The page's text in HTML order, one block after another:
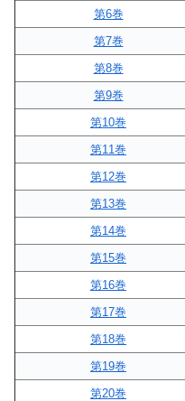
第6巻
第7巻
第8巻
第9巻
第10巻
第11巻
第12巻
第13巻
第14巻
第15巻
第16巻
第17巻
第18巻
第19巻
第20巻